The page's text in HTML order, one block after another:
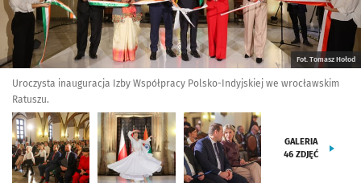
Fot. Tomasz Hołod
Uroczysta inauguracja Izby Współpracy Polsko-Indyjskiej we wrocławskim
Ratuszu.
GALERIA
46 ZDJĘĆ